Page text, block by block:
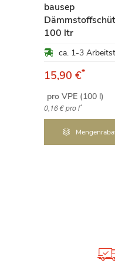
bausep
100 ltr
15,90 €*
pro VPE (100 l)
0,16 €pro l*